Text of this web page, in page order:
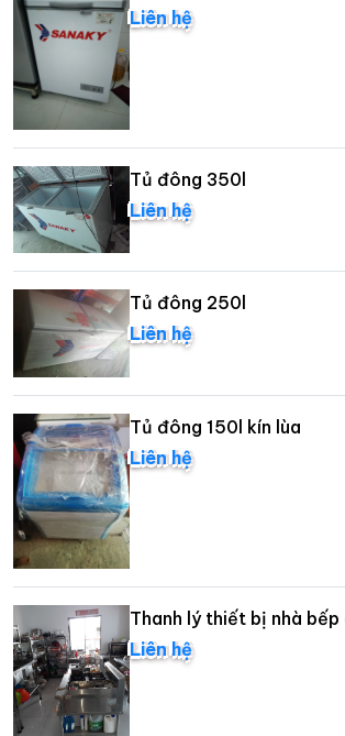
Liên hệ
Tủ đông 350l
Liên hệ
Tủ đông 250l
Liên hệ
Tủ đông 150l kín lùa
Liên hệ
Thanh lý thiết bị nhà bếp
Liên hệ